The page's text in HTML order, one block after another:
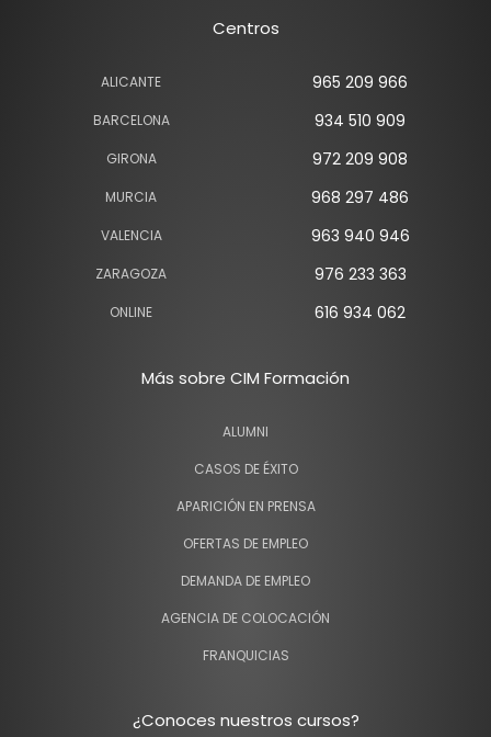
Más sobre CIM Formación
ALUMNI
CASOS DE ÉXITO
APARICIÓN EN PRENSA
OFERTAS DE EMPLEO
DEMANDA DE EMPLEO
AGENCIA DE COLOCACIÓN
FRANQUICIAS
¿Conoces nuestros cursos?
Centros
ALICANTE 965 209 966
BARCELONA 934 510 909
GIRONA 972 209 908
MURCIA 968 297 486
VALENCIA 963 940 946
ZARAGOZA 976 233 363
ONLINE 616 934 062